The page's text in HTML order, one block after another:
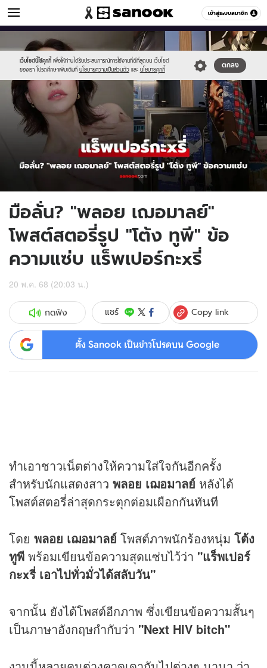
เข้าสู่ระบบสมาชิก
ข่าวบันเทิง หมวดอื่นๆ
เว็บไซต์นี้ใช้คุกกี้ เพื่อให้ท่านได้รับประสบการณ์การใช้งานที่ดีที่สุดบน เว็บไซต์
ของเรา โปรดศึกษาเพิ่มเติมที่ นโยบายความเป็นส่วนตัว และ นโยบายคุกกี้
ตกลง
Sanook
//s.isanook.com/sr/0/images/logo-
new-
sanook.png
//s.isanook.com/ns/0/ud/1958/9792078/ploy.jpg
มือลั่น? "พลอย เฌอมาลย์"
โพสต์สตอรี่รูป "โต้ง ทูพี" ข้อ
ความแซ่บ แร็พเปอร์กะxรี่
20 พ.ค. 68 (20:03 น.)
กดฟัง แชร์ Copy link
ตั้ง Sanook เป็นข่าวโปรดบน Google
ทำเอาชาวเน็ตต่างให้ความใส่ใจกันอีกครั้ง
สำหรับนักแสดงสาว พลอย เฌอมาลย์ หลังได้
โพสต์สตอรี่ล่าสุดกระตุกต่อมเผือกกันทันที
โดย พลอย เฌอมาลย์ โพสต์ภาพนักร้องหนุ่ม โต้ง
ทูพี พร้อมเขียนข้อความสุดแซ่บไว้ว่า "แร็พเปอร์
กะxรี่ เอาไปทั่วมั่วได้สลับวัน"
จากนั้น ยังได้โพสต์อีกภาพ ซึ่งเขียนข้อความสั้นๆ
เป็นภาษาอังกฤษกำกับว่า "Next HIV bitch"